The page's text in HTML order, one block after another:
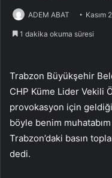
ADEM ABAT Kasım
1 dakika okuma süresi
Trabzon Büyükşehir
CHP Küme Lider Vekili
provokasyon için
böyle benim muhatabım
Trabzon’daki basın
dedi.